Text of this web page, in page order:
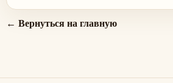
← Вернуться на главную